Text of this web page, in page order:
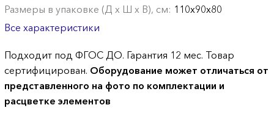
Размеры в упаковке (Д х Ш х В), см: 110х90х80
Все характеристики
Подходит под ФГОС ДО. Гарантия 12 мес. Товар
сертифицирован. Оборудование может отличаться от
представленного на фото по комплектации и
расцветке элементов